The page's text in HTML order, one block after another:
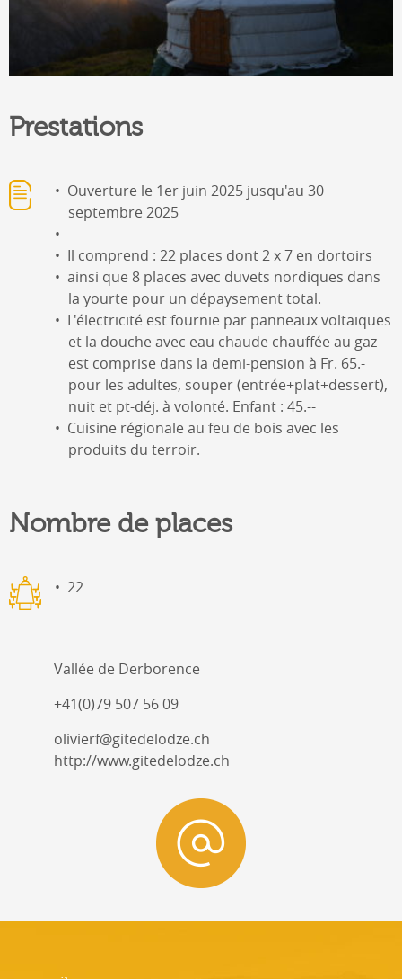
Prestations
Ouverture le 1er juin 2025 jusqu'au 30
septembre 2025
Il comprend : 22 places dont 2 x 7 en dortoirs
ainsi que 8 places avec duvets nordiques dans
la yourte pour un dépaysement total.
L'électricité est fournie par panneaux voltaïques
et la douche avec eau chaude chauffée au gaz
est comprise dans la demi-pension à Fr. 65.-
pour les adultes, souper (entrée+plat+dessert),
nuit et pt-déj. à volonté. Enfant : 45.--
Cuisine régionale au feu de bois avec les
produits du terroir.
Nombre de places
22
Vallée de Derborence
+41(0)79 507 56 09
olivierf@gitedelodze.ch
http://www.gitedelodze.ch